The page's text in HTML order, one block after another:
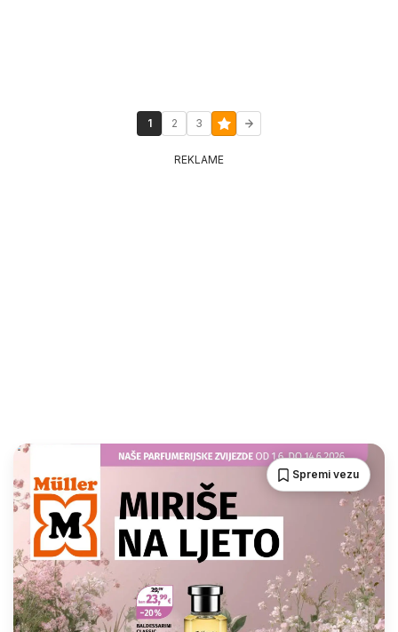
1 2 3
REKLAME
Spremi vezu